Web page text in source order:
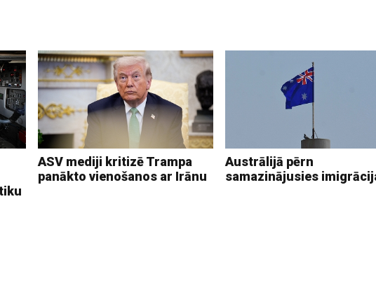
ASV mediji kritizē Trampa
panākto vienošanos ar Irānu
Austrālijā pērn
samazinājusies